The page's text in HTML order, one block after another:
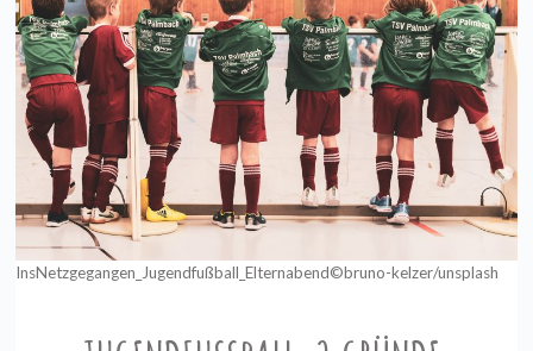
InsNetzgegangen_Jugendfußball_Elternabend©bruno-kelzer/unsplash